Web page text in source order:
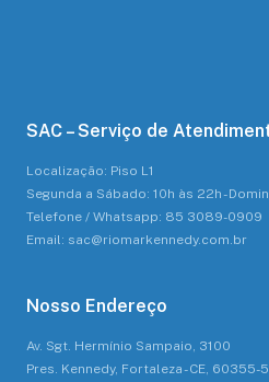
SAC – Serviço de
Localização: Piso L1
Segunda a Sábado: 10h às 22h -
Telefone / Whatsapp: 85 3089-0909
Email: sac@riomarkennedy.com.br
Nosso Endereço
Av. Sgt. Hermínio Sampaio, 3100
Pres. Kennedy, Fortaleza - CE, 60355-